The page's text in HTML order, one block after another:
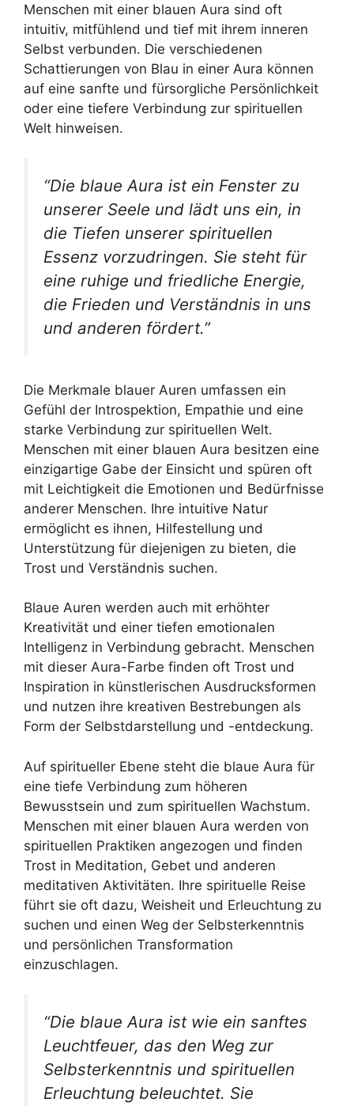
Menschen mit einer blauen Aura sind oft
intuitiv, mitfühlend und tief mit ihrem inneren
Selbst verbunden. Die verschiedenen
Schattierungen von Blau in einer Aura können
auf eine sanfte und fürsorgliche Persönlichkeit
oder eine tiefere Verbindung zur spirituellen
Welt hinweisen.
“Die blaue Aura ist ein Fenster zu
unserer Seele und lädt uns ein, in
die Tiefen unserer spirituellen
Essenz vorzudringen. Sie steht für
eine ruhige und friedliche Energie,
die Frieden und Verständnis in uns
und anderen fördert.”
Die Merkmale blauer Auren umfassen ein
Gefühl der Introspektion, Empathie und eine
starke Verbindung zur spirituellen Welt.
Menschen mit einer blauen Aura besitzen eine
einzigartige Gabe der Einsicht und spüren oft
mit Leichtigkeit die Emotionen und Bedürfnisse
anderer Menschen. Ihre intuitive Natur
ermöglicht es ihnen, Hilfestellung und
Unterstützung für diejenigen zu bieten, die
Trost und Verständnis suchen.
Blaue Auren werden auch mit erhöhter
Kreativität und einer tiefen emotionalen
Intelligenz in Verbindung gebracht. Menschen
mit dieser Aura-Farbe finden oft Trost und
Inspiration in künstlerischen Ausdrucksformen
und nutzen ihre kreativen Bestrebungen als
Form der Selbstdarstellung und -entdeckung.
Auf spiritueller Ebene steht die blaue Aura für
eine tiefe Verbindung zum höheren
Bewusstsein und zum spirituellen Wachstum.
Menschen mit einer blauen Aura werden von
spirituellen Praktiken angezogen und finden
Trost in Meditation, Gebet und anderen
meditativen Aktivitäten. Ihre spirituelle Reise
führt sie oft dazu, Weisheit und Erleuchtung zu
suchen und einen Weg der Selbsterkenntnis
und persönlichen Transformation
einzuschlagen.
“Die blaue Aura ist wie ein sanftes
Leuchtfeuer, das den Weg zur
Selbsterkenntnis und spirituellen
Erleuchtung beleuchtet. Sie